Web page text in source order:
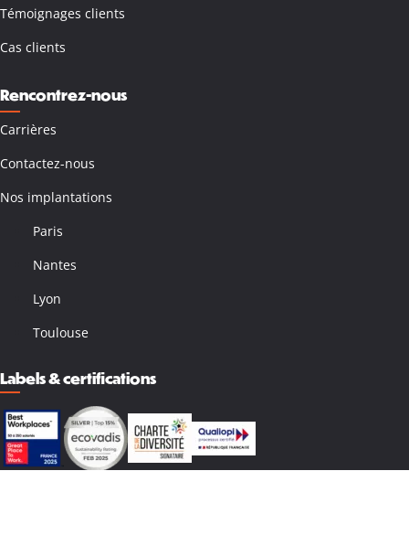
Témoignages clients
Cas clients
Rencontrez-nous
Carrières
Contactez-nous
Nos implantations
Paris
Nantes
Lyon
Toulouse
Labels & certifications